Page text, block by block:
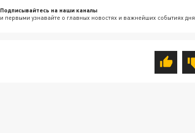
Подписывайтесь на наши каналы
и первыми узнавайте о главных новостях и важнейших событиях дня.